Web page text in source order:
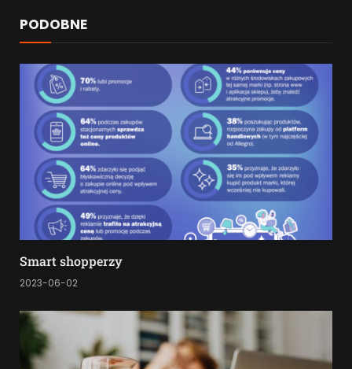
PODOBNE
Smart shopperzy
2023-06-02